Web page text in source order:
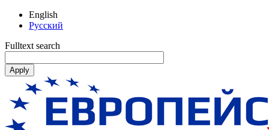
English
Русский
Fulltext search